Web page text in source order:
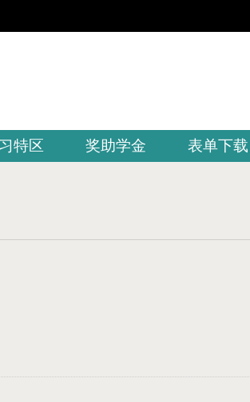
特区 奖助学金 表单下载